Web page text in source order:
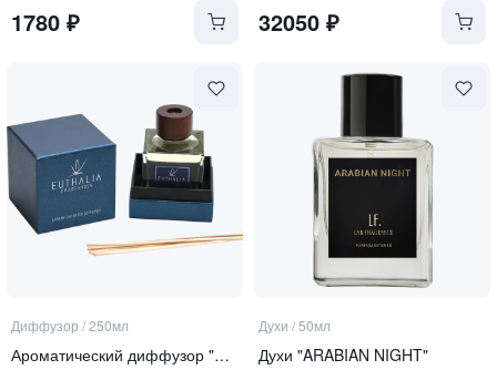
1780 ₽ 32050₽
Диффузор /250мл
Ароматический диффузор "Ambre Noir"
Духи /50мл
Духи "ARABIAN NIGHT"